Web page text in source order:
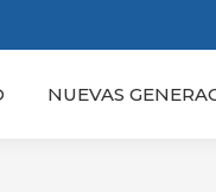
NUEVAS